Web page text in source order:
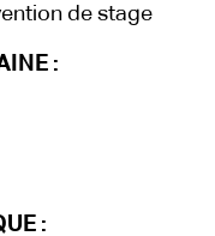
de stage
:
: